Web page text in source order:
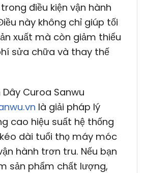
điều kiện vận hành
này không chỉ giúp tối
xuất mà còn giảm thiểu
sửa chữa và thay thế
Curoa Sanwu
là giải pháp lý
cao hiệu suất hệ thống
dài tuổi thọ máy móc
hành trơn tru. Nếu bạn
sản phẩm chất lượng,